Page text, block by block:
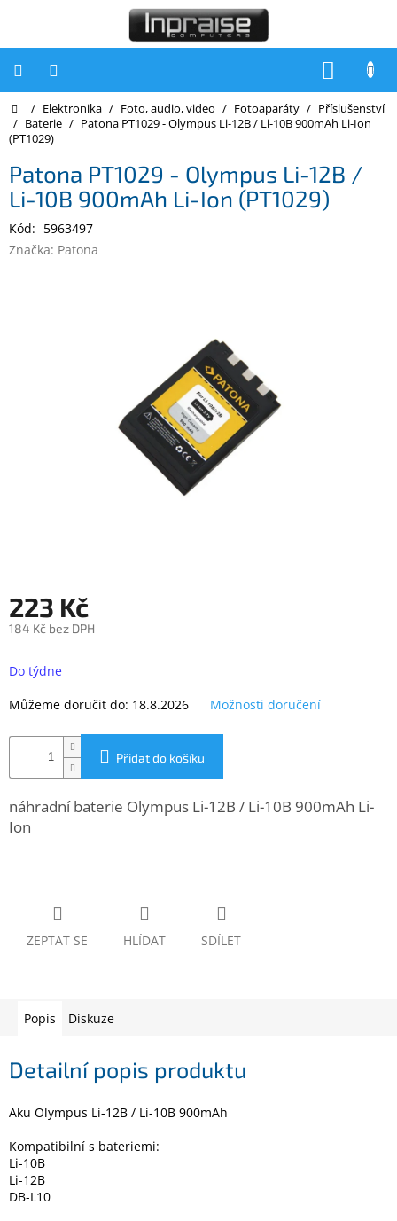
Počítače
Počítače
Notebooky
Tiskárny
podmínky
Autorizované
Rozšíření
a
Splátky
www.inpraise.cz
tablety
Velké
spotřebiče
Počítače
a
notebooky
Domů
/ Elektronika / Foto, audio, video / Fotoaparáty / Příslušenství
/ Baterie / Patona PT1029 - Olympus Li-12B / Li-10B 900mAh Li-Ion
(PT1029)
Patona PT1029 - Olympus Li-12B /
Li-10B 900mAh Li-Ion (PT1029)
Kód: 5963497
Značka: Patona
223 Kč
184 Kč bez DPH
cena:
Do týdne
Můžeme doručit do: 18.8.2026 Možnosti doručení
Přidat do košíku
náhradní baterie Olympus Li-12B / Li-10B 900mAh Li-
Ion
ZEPTAT SE HLÍDAT SDÍLET
Popis Diskuze
Detailní popis produktu
Aku Olympus Li-12B / Li-10B 900mAh
Kompatibilní s bateriemi:
Li-10B
Li-12B
DB-L10